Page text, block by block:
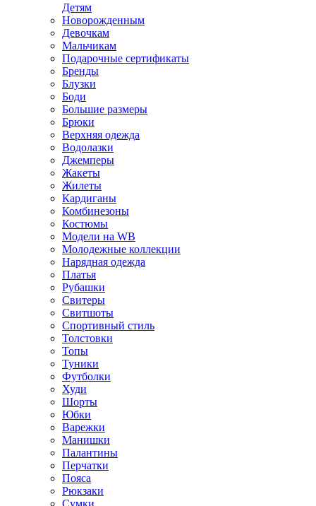
Детям
Новорожденным
Девочкам
Мальчикам
Подарочные сертификаты
Бренды
Блузки
Боди
Большие размеры
Брюки
Верхняя одежда
Водолазки
Джемперы
Жакеты
Жилеты
Кардиганы
Комбинезоны
Костюмы
Модели на WB
Молодежные коллекции
Нарядная одежда
Платья
Рубашки
Свитеры
Свитшоты
Спортивный стиль
Толстовки
Топы
Туники
Футболки
Худи
Шорты
Юбки
Варежки
Манишки
Палантины
Перчатки
Пояса
Рюкзаки
Сумки